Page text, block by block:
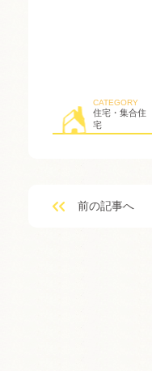
CATEGORY
住宅・集合住
宅
前の記事へ